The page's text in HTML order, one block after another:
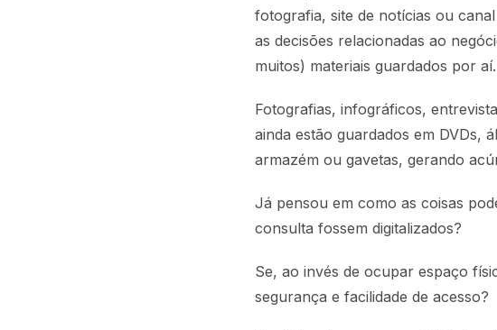
fotografia, site de notícias ou
as decisões relacionadas ao
muitos) materiais guardados por aí.
Fotografias, infográficos,
ainda estão guardados em DVDs,
armazém ou gavetas, gerando
Já pensou em como as coisas
consulta fossem digitalizados?
Se, ao invés de ocupar espaço
segurança e facilidade de acesso?